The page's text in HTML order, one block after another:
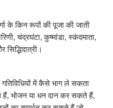
के किन रूपों की पूजा की जाती
चंद्रघंटा, कुष्मांडा, स्कंदमाता,
सिद्धिदात्री।
गतिविधियों में कैसे भाग ले सकता
भोजन या धन दान कर सकते हैं,